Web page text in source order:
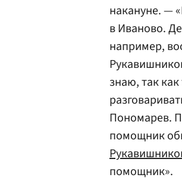
накануне. —
в Иваново.
например,
знаю, так
Пономарев.
помощник
помощник».